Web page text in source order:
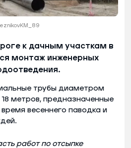
к дачным участкам в
монтаж инженерных
трубы диаметром
метров, предназначенные
весеннего паводка и
работ по отсыпке